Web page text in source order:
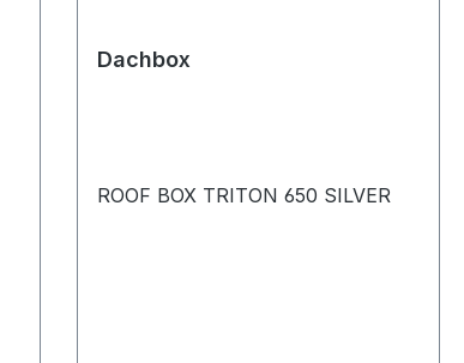
Dachbox
ROOF BOX TRITON 650 SILVER